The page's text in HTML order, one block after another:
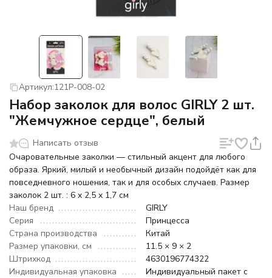
Артикул:121P-008-02
Набор заколок для волос GIRLY 2 шт.
"Жемчужное сердце", белый
Написать отзыв
Очаровательные заколки — стильный акцент для любого
образа. Яркий, милый и необычный дизайн подойдёт как для
повседневного ношения, так и для особых случаев. Размер
заколок 2 шт. : 6 x 2,5 x 1,7 см
Наш бренд
GIRLY
Серия
Принцесса
Страна производства
Китай
Размер упаковки, см
11.5 × 9 × 2
Штрихкод
4630196774322
Индивидуальная упаковка
Индивидуальный пакет с